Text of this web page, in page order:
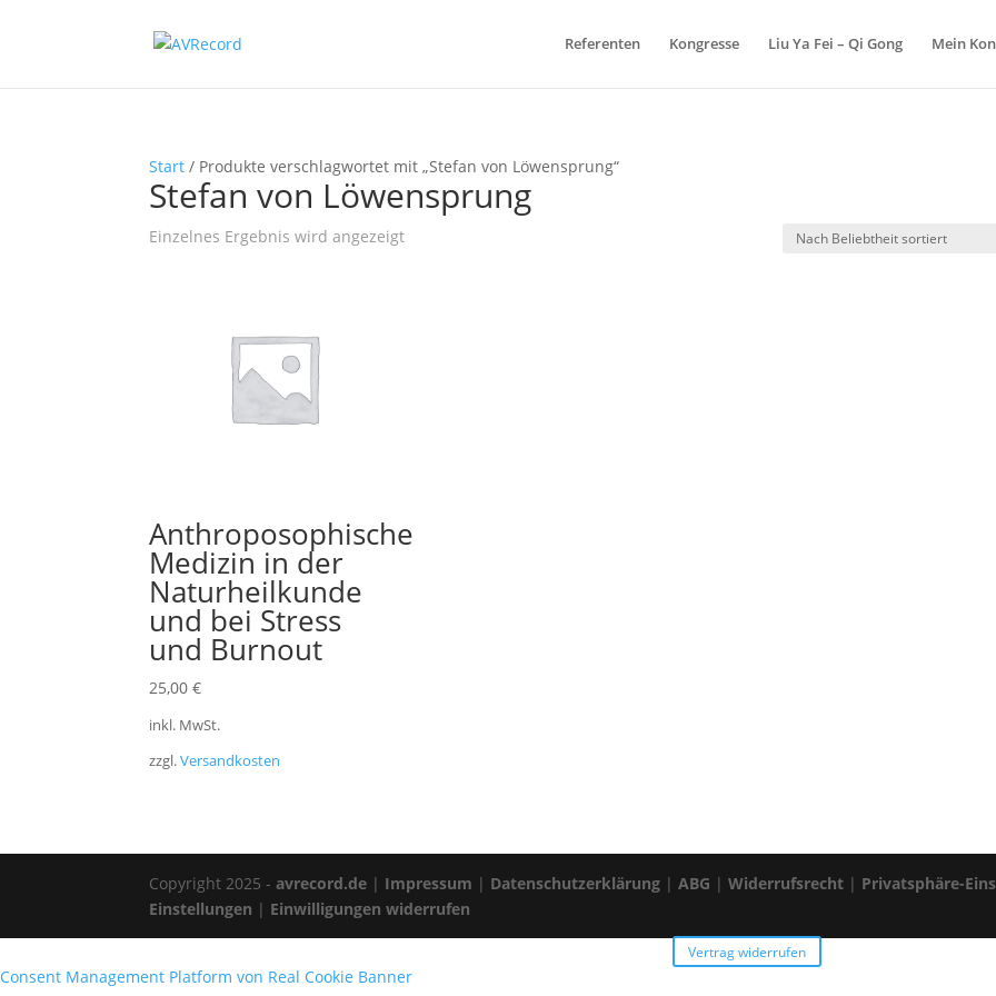
Referenten Kongresse Liu Ya Fei – Qi Gong Mein
Start / Produkte verschlagwortet mit „Stefan von Löwensprung“
Stefan von Löwensprung
Einzelnes Ergebnis wird angezeigt
Anthroposophische
Medizin in der
Naturheilkunde
und bei Stress
und Burnout
25,00€
inkl. MwSt.
zzgl.Versandkosten
Copyright 2025 -avrecord.de | Impressum | Datenschutzerklärung |ABG |Widerrufsrecht | Privatsphäre-
Einstellungen | Einwilligungen widerrufen
Vertrag widerrufen
Consent Management Platform von Real Cookie Banner